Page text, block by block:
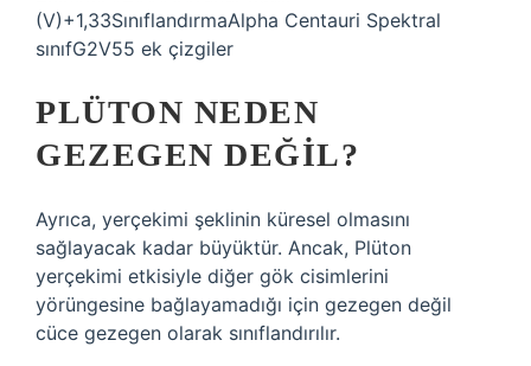
(V)+1,33SınıflandırmaAlpha Centauri Spektral
sınıfG2V55 ek çizgiler
PLÜTON NEDEN
GEZEGEN DEĞIL?
Ayrıca, yerçekimi şeklinin küresel olmasını
sağlayacak kadar büyüktür. Ancak, Plüton
yerçekimi etkisiyle diğer gök cisimlerini
yörüngesine bağlayamadığı için gezegen değil
cüce gezegen olarak sınıflandırılır.